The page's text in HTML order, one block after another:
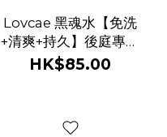
Lovcae 黑魂水【免洗
+清爽+持久】後庭專用
水性潤滑劑
HK$85.00